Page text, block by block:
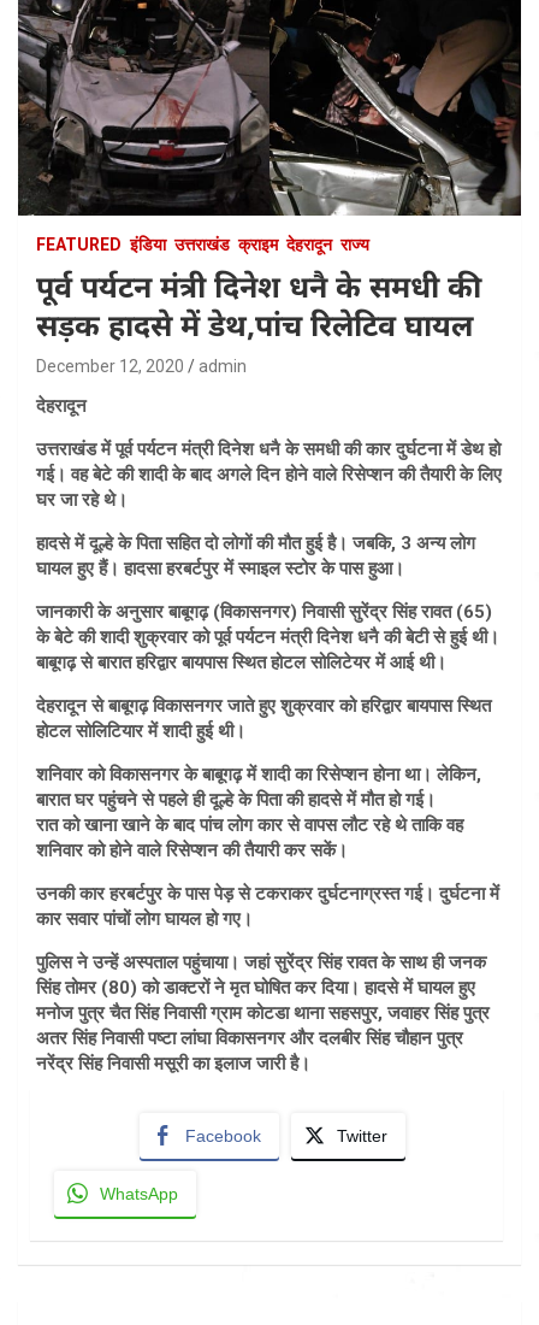
FEATURED इंडिया उत्तराखंड क्राइम देहरादून राज्य
पूर्व पर्यटन मंत्री दिनेश धनै के समधी की
सड़क हादसे में डेथ,पांच रिलेटिव घायल
December 12, 2020 admin
देहरादून
उत्तराखंड में पूर्व पर्यटन मंत्री दिनेश धनै के समधी की कार दुर्घटना में डेथ हो
गई। वह बेटे की शादी के बाद अगले दिन होने वाले रिसेप्शन की तैयारी के लिए
घर जा रहे थे।
हादसे में दूल्हे के पिता सहित दो लोगों की मौत हुई है। जबकि, 3 अन्य लोग
घायल हुए हैं। हादसा हरबर्टपुर में स्माइल स्टोर के पास हुआ।
जानकारी के अनुसार बाबूगढ़ (विकासनगर) निवासी सुरेंद्र सिंह रावत (65)
के बेटे की शादी शुक्रवार को पूर्व पर्यटन मंत्री दिनेश धनै की बेटी से हुई थी।
बाबूगढ़ से बारात हरिद्वार बायपास स्थित होटल सोलिटेयर में आई थी।
देहरादून से बाबूगढ़ विकासनगर जाते हुए शुक्रवार को हरिद्वार बायपास स्थित
होटल सोलिटियार में शादी हुई थी।
शनिवार को विकासनगर के बाबूगढ़ में शादी का रिसेप्शन होना था। लेकिन,
बारात घर पहुंचने से पहले ही दूल्हे के पिता की हादसे में मौत हो गई।
रात को खाना खाने के बाद पांच लोग कार से वापस लौट रहे थे ताकि वह
शनिवार को होने वाले रिसेप्शन की तैयारी कर सकें।
उनकी कार हरबर्टपुर के पास पेड़ से टकराकर दुर्घटनाग्रस्त गई। दुर्घटना में
कार सवार पांचों लोग घायल हो गए।
पुलिस ने उन्हें अस्पताल पहुंचाया। जहां सुरेंद्र सिंह रावत के साथ ही जनक
सिंह तोमर (80) को डाक्टरों ने मृत घोषित कर दिया। हादसे में घायल हुए
मनोज पुत्र चैत सिंह निवासी ग्राम कोटडा थाना सहसपुर, जवाहर सिंह पुत्र
अतर सिंह निवासी पष्टा लांघा विकासनगर और दलबीर सिंह चौहान पुत्र
नरेंद्र सिंह निवासी मसूरी का इलाज जारी है।
Facebook Twitter
WhatsApp